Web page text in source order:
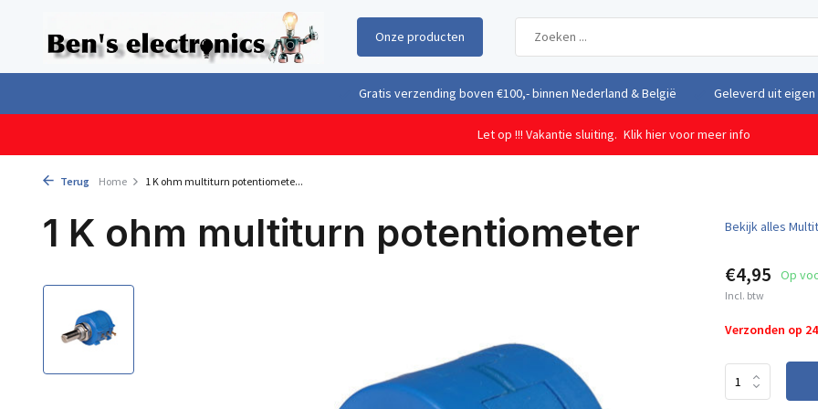
Onze producten
Geleverd uit eigen voorraad vanuit ons magazijn in Nederland Gratis
Let op !!! Vakantie sluiting. Klik hier voor meer info
Terug Home 1 K ohm multiturn potentiomete...
1 K ohm multiturn potentiometer Bekijk alles
€4,95 Op
Incl. btw
Verzonden op